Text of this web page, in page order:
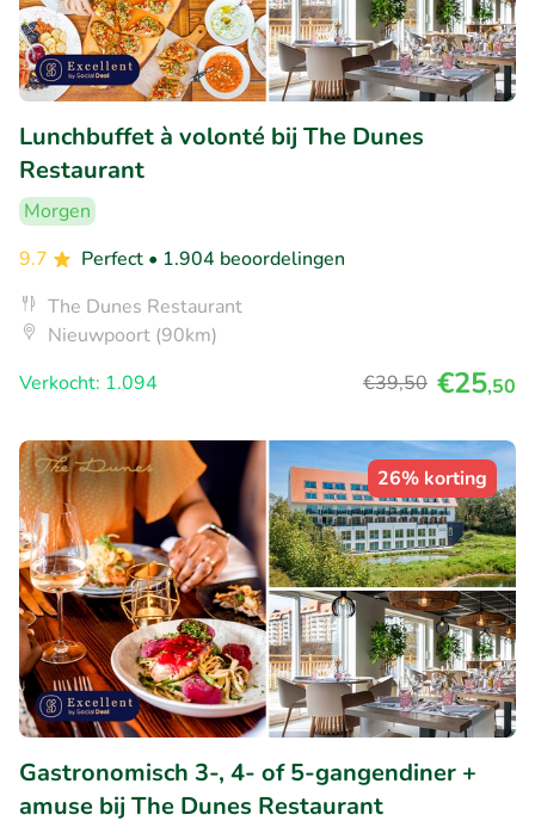
Lunchbuffet à volonté bij The Dunes
Restaurant
Morgen
9.7
Perfect • 1.904 beoordelingen
The Dunes Restaurant
Nieuwpoort (90km)
Verkocht: 1.094
€39,50 €25,50
26% korting
Gastronomisch 3-, 4- of 5-gangendiner +
amuse bij The Dunes Restaurant